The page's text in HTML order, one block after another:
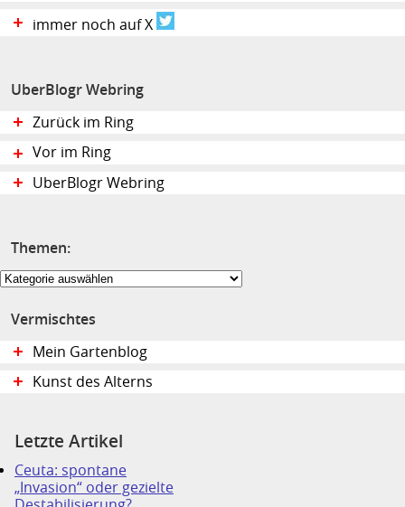
immer noch auf X
UberBlogr Webring
Zurück im Ring
Vor im Ring
UberBlogr Webring
Themen:
Themen:
Vermischtes
Mein Gartenblog
Kunst des Alterns
Letzte Artikel
Ceuta: spontane
„Invasion“ oder gezielte